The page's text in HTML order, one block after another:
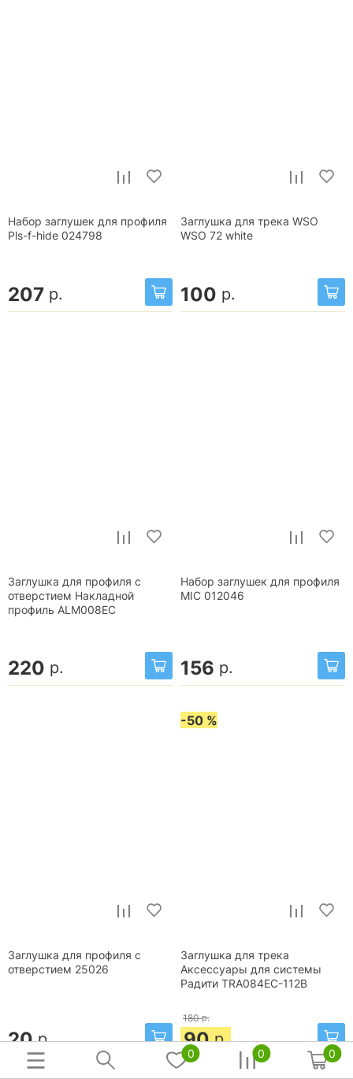
Набор заглушек для профиля
Pls-f-hide 024798
207 р.
Заглушка для трека WSO
WSO 72 white
100 р.
Заглушка для профиля с
отверстием Накладной
профиль ALM008EC
220 р.
Набор заглушек для профиля
MIC 012046
156 р.
Заглушка для профиля с
отверстием 25026
20 р.
-50 %
Заглушка для трека
Аксессуары для системы
Радити TRA084EC-112B
180 р.
90 р.
0 0 0